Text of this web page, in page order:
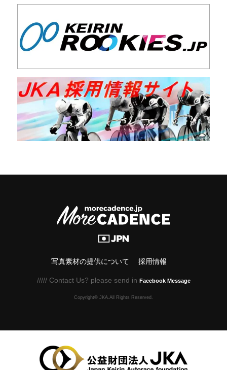
写真素材の提供について 採用情報
///// Contact Us? please send in Facebook Message
Copyright© JKA.All Rights Reserved.